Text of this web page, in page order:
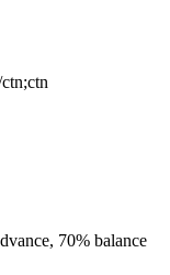
70% balance